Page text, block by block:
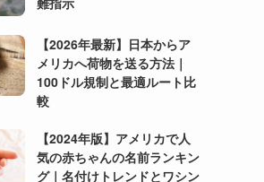
【2026年最新】日本からア
メリカへ荷物を送る方法｜
100ドル規制と最適ルート比
較
【2024年版】アメリカで人
気の赤ちゃんの名前ランキン
グ｜名付けトレンドとワシン